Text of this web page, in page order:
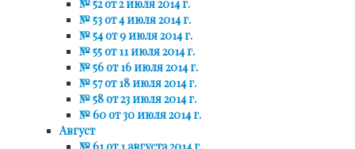
№ 52 от 2 июля 2014 г.
№ 53 от 4 июля 2014 г.
№ 54 от 9 июля 2014 г.
№ 55 от 11 июля 2014 г.
№ 56 от 16 июля 2014 г.
№ 57 от 18 июля 2014 г.
№ 58 от 23 июля 2014 г.
№ 60 от 30 июля 2014 г.
Август